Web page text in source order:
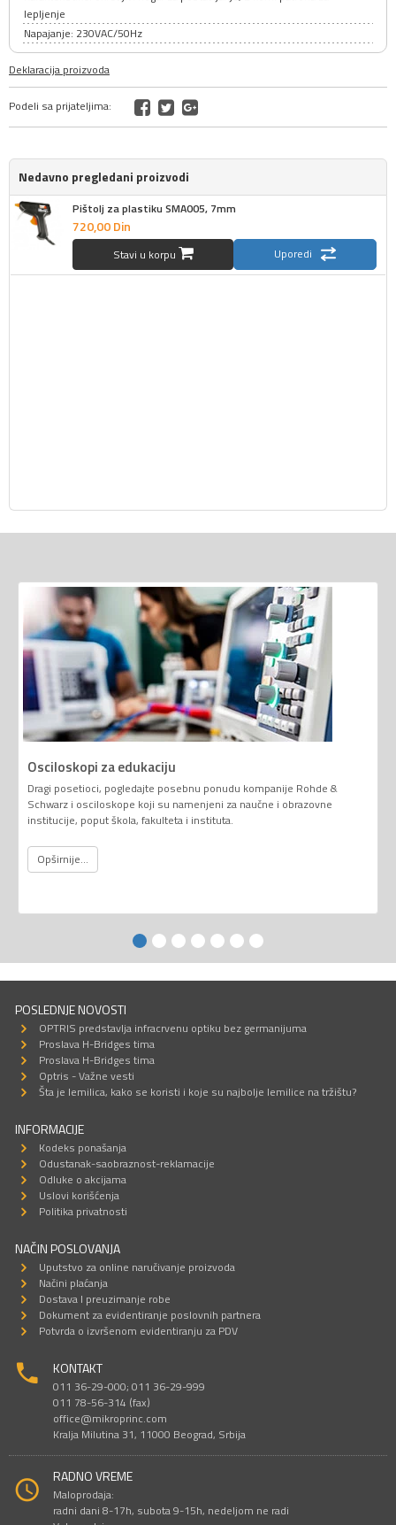
lepljenje
Napajanje: 230VAC/50Hz
Deklaracija proizvoda
Podeli sa prijateljima:
Nedavno pregledani proizvodi
Pištolj za plastiku SMA005, 7mm
720,00Din
Stavi u korpu Uporedi
Osciloskopi za edukaciju
Dragi posetioci, pogledajte posebnu ponudu kompanije Rohde &
Schwarz i osciloskope koji su namenjeni za naučne i obrazovne
institucije, poput škola, fakulteta i instituta.
Opširnije...
POSLEDNJE NOVOSTI
OPTRIS predstavlja infracrvenu optiku bez germanijuma
Proslava H-Bridges tima
Proslava H-Bridges tima
Optris - Važne vesti
Šta je lemilica, kako se koristi i koje su najbolje lemilice na tržištu?
INFORMACIJE
Kodeks ponašanja
Odustanak-saobraznost-reklamacije
Odluke o akcijama
Uslovi korišćenja
Politika privatnosti
NAČIN POSLOVANJA
Uputstvo za online naručivanje proizvoda
Načini plaćanja
Dostava I preuzimanje robe
Dokument za evidentiranje poslovnih partnera
Potvrda o izvršenom evidentiranju za PDV
KONTAKT
011 36-29-000; 011 36-29-999
011 78-56-314 (fax)
office@mikroprinc.com
Kralja Milutina 31, 11000 Beograd, Srbija
RADNO VREME
Maloprodaja:
radni dani 8-17h, subota 9-15h, nedeljom ne radi